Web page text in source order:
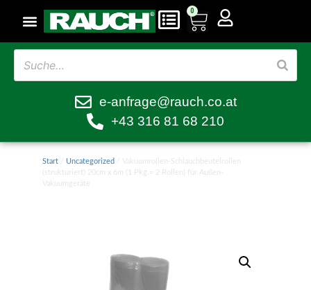
0
e-anfrage@rauch.co.at
+43 316 81 68 210
Start/ Uncategorized / Vakuumrollen-Schlauchbeutelrollen
(strukturiert) 20cm x 6m (1 Pkg.= 2 Rollen) für Außen-
Vakuumgeräte